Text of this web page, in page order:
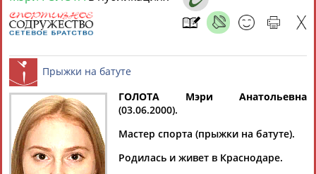
Найдено: 13181 Расширенный поиск
Аслаудин
АБАЕВ
Елена
АБАИМОВА
Мария
АБАКУМОВА
АБАЛАКИНА
Прыжки на батуте
ГОЛОТА Мэри Анатольевна
(03.06.2000).
Мастер спорта (прыжки на батуте).
Родилась и живет в Краснодаре.